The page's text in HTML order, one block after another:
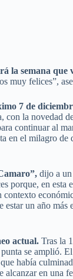
la semana que
muy felices”,
7 de
con la novedad
continuar al
en el milagro de
dijo a
porque, en esta
contexto
un año más
actual. Tras la
se amplió.
había
en una